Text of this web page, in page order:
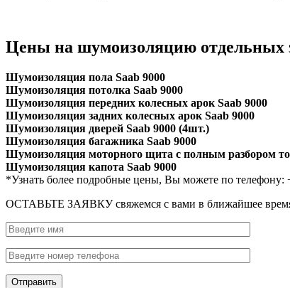
Цены на шумоизоляцию отдельных
Шумоизоляция пола Saab 9000
Шумоизоляция потолка Saab 9000
Шумоизоляция передних колесных арок Saab 9000
Шумоизоляция задних колесных арок Saab 9000
Шумоизоляция дверей Saab 9000 (4шт.)
Шумоизоляция багажника Saab 9000
Шумоизоляция моторного щита с полным разбором
Шумоизоляция капота Saab 9000
*Узнать более подробные цены, Вы можете по телефону:
ОСТАВЬТЕ ЗАЯВКУсвяжемся с вами в ближайшее